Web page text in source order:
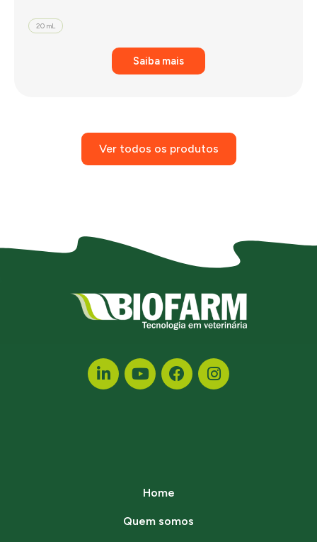
20 mL
Saiba mais
Ver todos os produtos
Home
Quem somos